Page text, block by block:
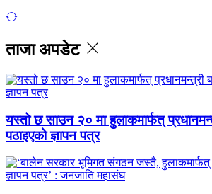
ताजा अपडेट
यस्तो छ साउन २० मा हुलाकमार्फत्
पठाइएको ज्ञापन पत्र